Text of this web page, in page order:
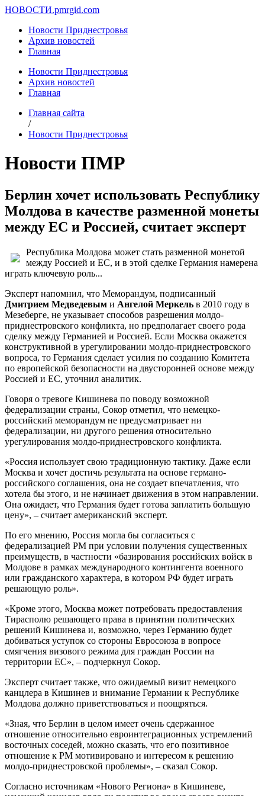
НОВОСТИ.pmrgid.com
Новости Приднестровья
Архив новостей
Главная
Новости Приднестровья
Архив новостей
Главная
Главная сайта
/
Новости Приднестровья
Новости ПМР
Берлин хочет использовать Республику
Молдова в качестве разменной монеты
между ЕС и Россией, считает эксперт
Республика Молдова может стать разменной монетой
между Россией и ЕС, и в этой сделке Германия намерена
играть ключевую роль...
Эксперт напомнил, что Меморандум, подписанный
Дмитрием Медведевым и Ангелой Меркель в 2010 году в
Мезеберге, не указывает способов разрешения молдо-
приднестровского конфликта, но предполагает своего рода
сделку между Германией и Россией. Если Москва окажется
конструктивной в урегулировании молдо-приднестровского
вопроса, то Германия сделает усилия по созданию Комитета
по европейской безопасности на двусторонней основе между
Россией и ЕС, уточнил аналитик.
Говоря о тревоге Кишинева по поводу возможной
федерализации страны, Сокор отметил, что немецко-
российский меморандум не предусматривает ни
федерализации, ни другого решения относительно
урегулирования молдо-приднестровского конфликта.
«Россия использует свою традиционную тактику. Даже если
Москва и хочет достичь результата на основе германо-
российского соглашения, она не создает впечатления, что
хотела бы этого, и не начинает движения в этом направлении.
Она ожидает, что Германия будет готова заплатить большую
цену», – считает американский эксперт.
По его мнению, Россия могла бы согласиться с
федерализацией РМ при условии получения существенных
преимуществ, в частности «базирования российских войск в
Молдове в рамках международного контингента военного
или гражданского характера, в котором РФ будет играть
решающую роль».
«Кроме этого, Москва может потребовать предоставления
Тирасполю решающего права в принятии политических
решений Кишинева и, возможно, через Германию будет
добиваться уступок со стороны Евросоюза в вопросе
смягчения визового режима для граждан России на
территории ЕС», – подчеркнул Сокор.
Эксперт считает также, что ожидаемый визит немецкого
канцлера в Кишинев и внимание Германии к Республике
Молдова должно приветствоваться и поощряться.
«Зная, что Берлин в целом имеет очень сдержанное
отношение относительно евроинтеграционных устремлений
восточных соседей, можно сказать, что его позитивное
отношение к РМ мотивировано и интересом к решению
молдо-приднестровской проблемы», – сказал Сокор.
Согласно источникам «Нового Региона» в Кишиневе,